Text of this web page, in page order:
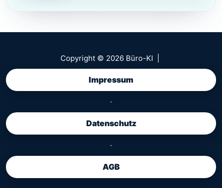
Copyright © 2026 Büro-KI |
Impressum
·
Datenschutz
·
AGB